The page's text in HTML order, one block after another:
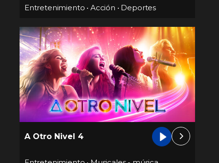
Entretenimiento • Acción • Deportes
A Otro Nivel 4